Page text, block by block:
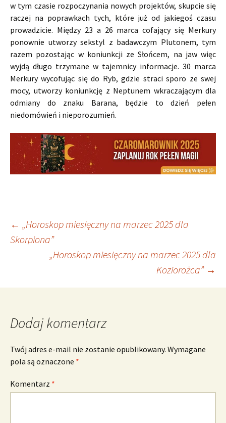
w tym czasie rozpoczynania nowych projektów, skupcie się
raczej na poprawkach tych, które już od jakiegoś czasu
prowadzicie. Między 23 a 26 marca cofający się Merkury
ponownie utworzy sekstyl z badawczym Plutonem, tym
razem pozostając w koniunkcji ze Słońcem, na jaw więc
wyjdą długo trzymane w tajemnicy informacje. 30 marca
Merkury wycofując się do Ryb, gdzie straci sporo ze swej
mocy, utworzy koniunkcję z Neptunem wkraczającym dla
odmiany do znaku Barana, będzie to dzień pełen
niedomówień i nieporozumień.
Nawigacja
wpisu
← „Horoskop miesięczny na marzec 2025 dla
Skorpiona”
„Horoskop miesięczny na marzec 2025 dla
Koziorożca” →
Dodaj komentarz
Twój adres e-mail nie zostanie opublikowany. Wymagane
pola są oznaczone *
Komentarz *